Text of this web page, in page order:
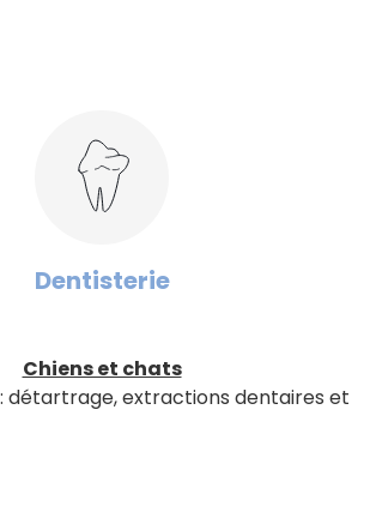
Dentisterie
Chiens et chats
détartrage, extractions dentaires et